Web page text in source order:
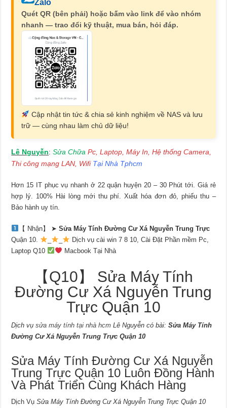
Zalo
Quét QR (bên phải) hoặc bấm vào link để vào nhóm
nhanh — trao đổi kỹ thuật, mua bán, hỏi đáp.
Cập nhật tin tức & chia sẻ kinh nghiệm về NAS và lưu
trữ — cùng nhau làm chủ dữ liệu!
Lê Nguyễn:Sửa Chữa Pc, Laptop, Máy In, Hệ thống Camera,
Thi công mạng LAN, Wifi Tại Nhà Tphcm
Hơn 15 IT phục vụ nhanh ở 22 quận huyện 20 – 30 Phút tới. Giá rẻ
hợp lý. 100% Hài lòng mới thu phí. Xuất hóa đơn đỏ, phiếu thu –
Bảo hành uy tín.
【 Nhận】 ➤Sửa Máy Tính Đường Cư Xá Nguyễn Trung Trực
Quận 10.
Dịch vụ cài win 7 8 10, Cài Đặt Phần mềm Pc,
Laptop Q10
Macbook Tại Nhà
【Q10】 Sửa Máy Tính
Đường Cư Xá Nguyễn Trung
Trực Quận 10
Dịch vụ sửa máy tính tại nhà hcm Lê Nguyễn có bài:Sửa Máy Tính
Đường Cư Xá Nguyễn Trung Trực Quận 10
Sửa Máy Tính Đường Cư Xá Nguyễn
Trung Trực Quận 10 Luôn Đồng Hành
Và Phát Triển Cùng Khách Hàng
Dịch VụSửa Máy Tính Đường Cư Xá Nguyễn Trung Trực Quận 10